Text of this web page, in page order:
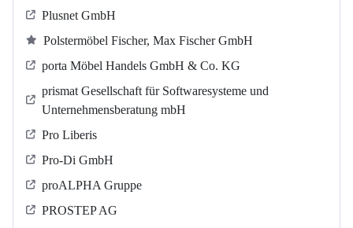
Plusnet GmbH
Polstermöbel Fischer, Max Fischer GmbH
porta Möbel Handels GmbH & Co. KG
prismat Gesellschaft für Softwaresysteme und
Unternehmensberatung mbH
Pro Liberis
Pro-Di GmbH
proALPHA Gruppe
PROSTEP AG